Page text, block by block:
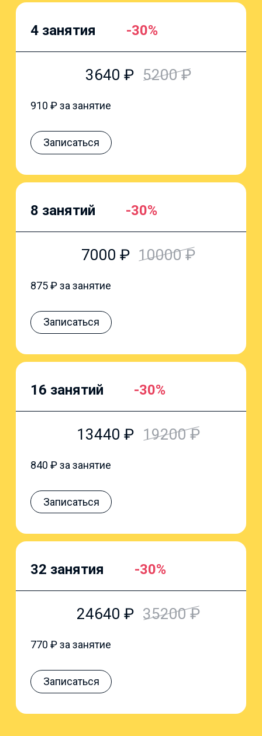
4 занятия -30%
3640 ₽ 5200₽
910 ₽ за занятие
Записаться
8 занятий -30%
7000 ₽ 10000₽
875₽ за занятие
Записаться
16 занятий -30%
13440 ₽ 19200₽
840 ₽ за занятие
Записаться
32 занятия -30%
24640 ₽ 35200₽
770 ₽ за занятие
Записаться